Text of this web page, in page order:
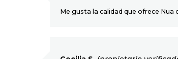
Me gusta la calidad que ofrece